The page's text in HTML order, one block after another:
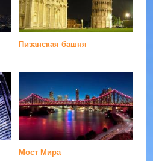
Пизанская башня
Мост Мира